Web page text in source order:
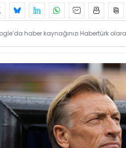
haber kaynağınızı Habertürk